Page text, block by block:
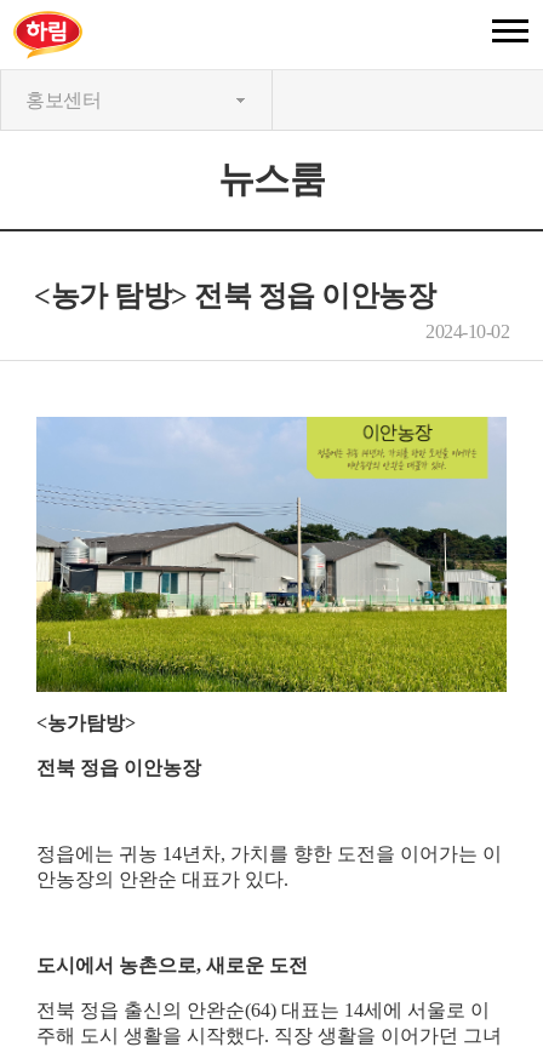
홍보센터
뉴스룸
<농가 탐방> 전북 정읍 이안농장
2024-10-02
<농가탐방>
전북 정읍 이안농장
정읍에는 귀농 14년차, 가치를 향한 도전을 이어가는 이
안농장의 안완순 대표가 있다.
도시에서 농촌으로, 새로운 도전
전북 정읍 출신의 안완순(64) 대표는 14세에 서울로 이
주해 도시 생활을 시작했다. 직장 생활을 이어가던 그녀